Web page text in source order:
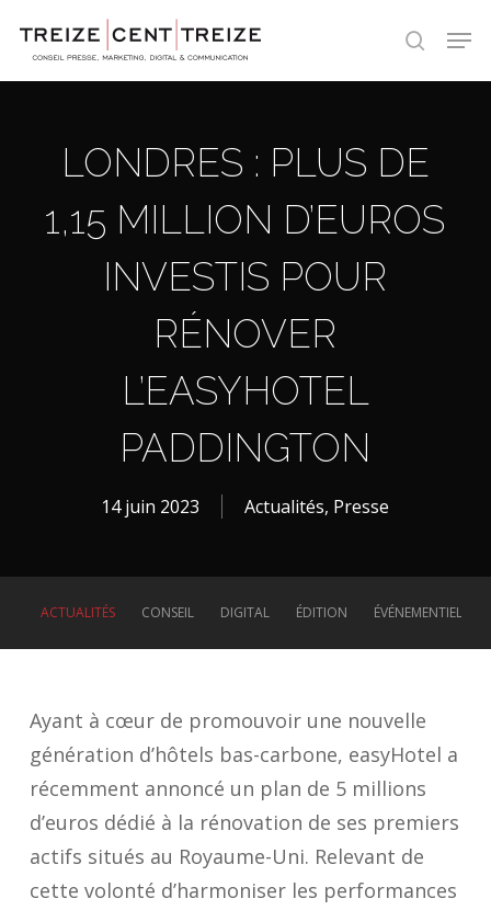
search
LONDRES : PLUS DE
1,15 MILLION D’EUROS
INVESTIS POUR
RÉNOVER
L’EASYHOTEL
PADDINGTON
14 juin 2023 Actualités, Presse
ACTUALITÉS CONSEIL DIGITAL ÉDITION ÉVÉNEMENTIEL
Ayant à cœur de promouvoir une nouvelle
génération d’hôtels bas-carbone, easyHotel a
récemment annoncé un plan de 5 millions
d’euros dédié à la rénovation de ses premiers
actifs situés au Royaume-Uni. Relevant de
cette volonté d’harmoniser les performances